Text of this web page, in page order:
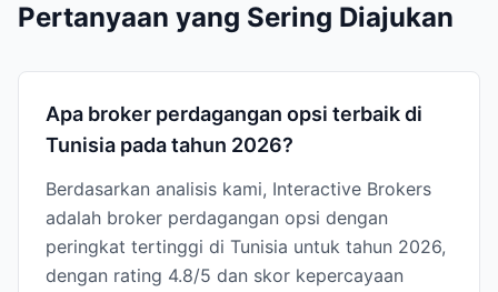
Pertanyaan yang Sering Diajukan
Apa broker perdagangan opsi terbaik di
Tunisia pada tahun 2026?
Berdasarkan analisis kami, Interactive Brokers
adalah broker perdagangan opsi dengan
peringkat tertinggi di Tunisia untuk tahun 2026,
dengan rating 4.8/5 dan skor kepercayaan